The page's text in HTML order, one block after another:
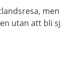
men
utan att bli